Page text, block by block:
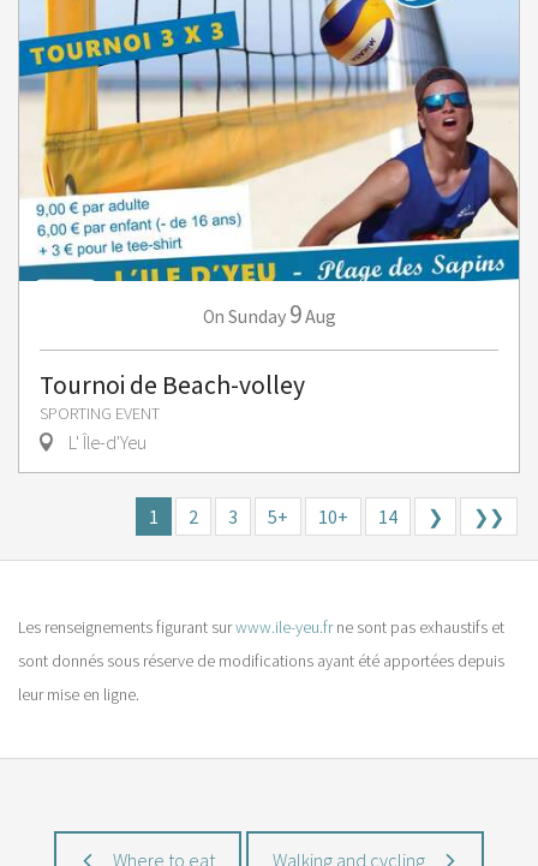
On Sunday 9Aug
Tournoi de Beach-volley
SPORTING EVENT
L' Île-d'Yeu
1 2 3 5+ 10+ 14 ❯ ❯❯
Les renseignements figurant surwww.ile-yeu.frne sont pas exhaustifs et
sont donnés sous réserve de modifications ayant été apportées depuis
leur mise en ligne.
Where to eat Walking and cycling